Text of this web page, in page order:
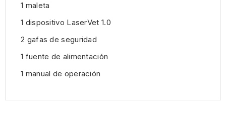
1 maleta
1 dispositivo LaserVet 1.0
2 gafas de seguridad
1 fuente de alimentación
1 manual de operación